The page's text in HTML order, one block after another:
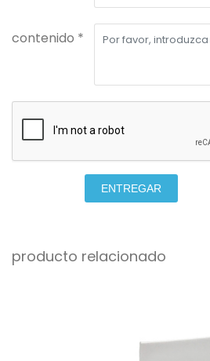
contenido *
ENTREGAR
producto relacionado